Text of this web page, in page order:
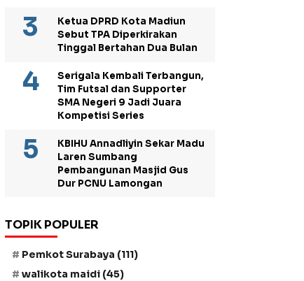
Ketua DPRD Kota Madiun
Sebut TPA Diperkirakan
Tinggal Bertahan Dua Bulan
Serigala Kembali Terbangun,
Tim Futsal dan Supporter
SMA Negeri 9 Jadi Juara
Kompetisi Series
KBIHU Annadliyin Sekar Madu
Laren Sumbang
Pembangunan Masjid Gus
Dur PCNU Lamongan
TOPIK POPULER
Pemkot Surabaya (111)
walikota maidi (45)